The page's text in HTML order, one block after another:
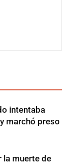
intentaba
marchó preso
la muerte de